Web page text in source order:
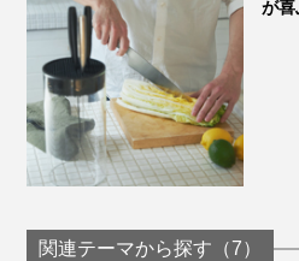
が喜
関連テーマから探す（7）